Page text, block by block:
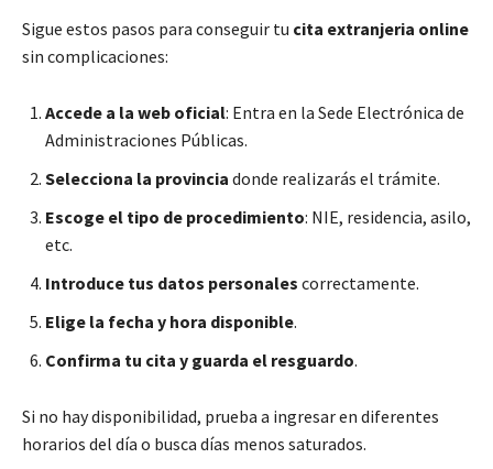
Sigue estos pasos para conseguir tu cita extranjeria online
sin complicaciones:
Accede a la web oficial: Entra en la Sede Electrónica de
Administraciones Públicas.
Selecciona la provincia donde realizarás el trámite.
Escoge el tipo de procedimiento: NIE, residencia, asilo,
etc.
Introduce tus datos personales correctamente.
Elige la fecha y hora disponible.
Confirma tu cita y guarda el resguardo.
Si no hay disponibilidad, prueba a ingresar en diferentes
horarios del día o busca días menos saturados.